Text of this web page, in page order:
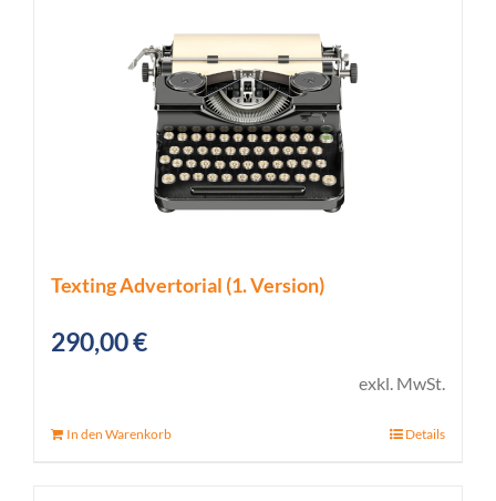
Texting Advertorial (1. Version)
290,00€
exkl. MwSt.
In den Warenkorb Details